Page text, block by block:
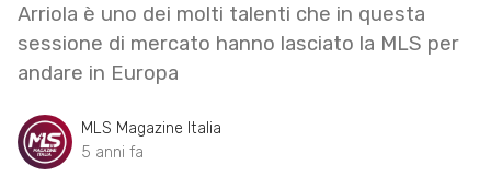
Arriola è uno dei molti talenti che in questa
sessione di mercato hanno lasciato la MLS per
andare in Europa
MLS Magazine Italia
5 anni fa